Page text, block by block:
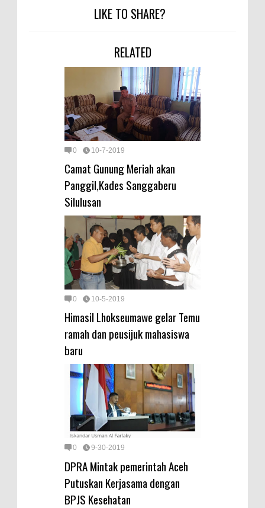
LIKE TO SHARE?
RELATED
0 10-7-2019
Camat Gunung Meriah akan
Panggil,Kades Sanggaberu
Silulusan
0 10-5-2019
Himasil Lhokseumawe gelar Temu
ramah dan peusijuk mahasiswa
baru
0 9-30-2019
DPRA Mintak pemerintah Aceh
Putuskan Kerjasama dengan
BPJS Kesehatan